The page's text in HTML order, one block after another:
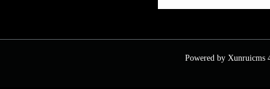
Powered by Xunruicms